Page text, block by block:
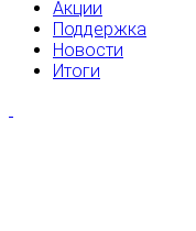
Акции
Поддержка
Новости
Итоги